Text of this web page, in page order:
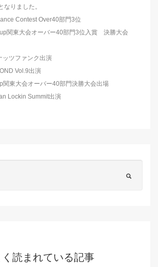
なりました。
Contest Over40部門3位
関東大会オーバー40部門3位入賞 決勝大会
ッツファンク出演
Vol.9出演
東大会オーバー40部門決勝大会出場
Lockin Summit出演
く読まれている記事